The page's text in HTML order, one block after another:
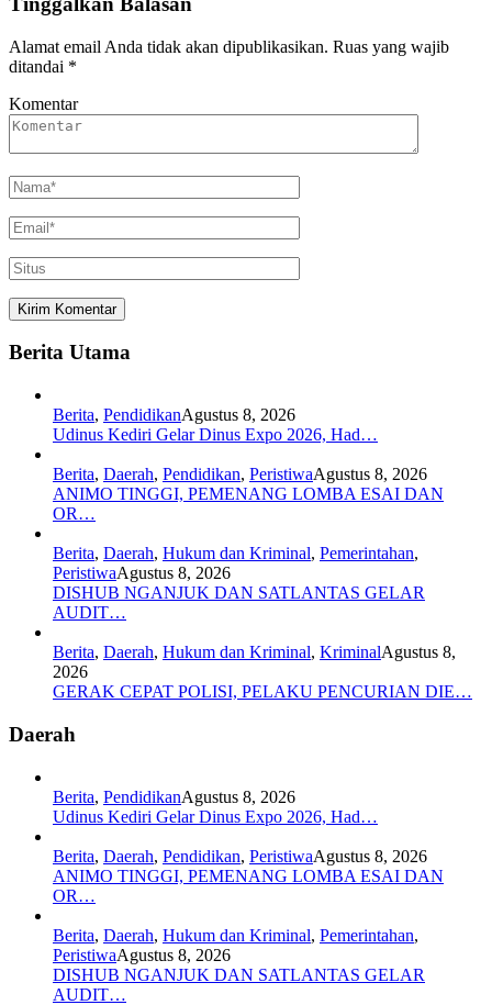
Alamat email Anda tidak akan dipublikasikan. Ruas yang wajib
ditandai *
Komentar
Berita Utama
Berita, PendidikanAgustus 8, 2026
Udinus Kediri Gelar Dinus Expo 2026, Had…
Berita, Daerah, Pendidikan, PeristiwaAgustus 8, 2026
ANIMO TINGGI, PEMENANG LOMBA ESAI DAN
OR…
Berita, Daerah, Hukum dan Kriminal, Pemerintahan,
PeristiwaAgustus 8, 2026
DISHUB NGANJUK DAN SATLANTAS GELAR
AUDIT…
Berita, Daerah, Hukum dan Kriminal, KriminalAgustus 8,
2026
GERAK CEPAT POLISI, PELAKU PENCURIAN DIE…
Daerah
Berita, PendidikanAgustus 8, 2026
Udinus Kediri Gelar Dinus Expo 2026, Had…
Berita, Daerah, Pendidikan, PeristiwaAgustus 8, 2026
ANIMO TINGGI, PEMENANG LOMBA ESAI DAN
OR…
Berita, Daerah, Hukum dan Kriminal, Pemerintahan,
PeristiwaAgustus 8, 2026
DISHUB NGANJUK DAN SATLANTAS GELAR
AUDIT…